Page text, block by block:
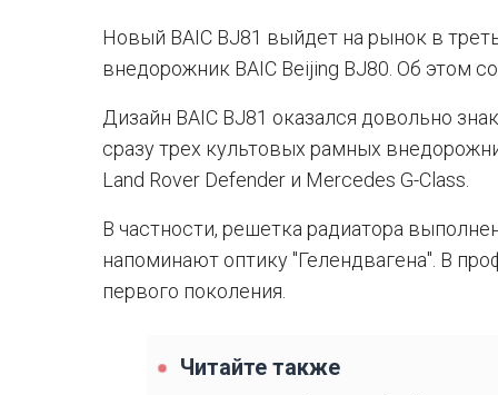
Новый BAIC BJ81 выйдет на рынок в
внедорожник BAIC Beijing BJ80. Об этом
Дизайн BAIC BJ81 оказался довольно
сразу трех культовых рамных
Land Rover Defender и Mercedes G-Class.
В частности, решетка радиатора
напоминают оптику "Гелендвагена". В
первого поколения.
Читайте также